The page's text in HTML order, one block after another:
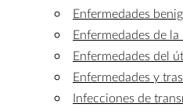
Enfermedades
Enfermedades de la
Enfermedades del
Enfermedades y
Infecciones de